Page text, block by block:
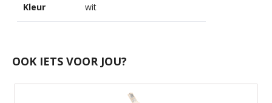
Kleur wit
OOK IETS VOOR JOU?